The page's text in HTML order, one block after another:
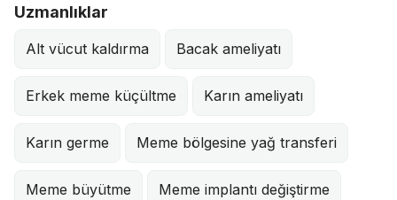
Uzmanlıklar
Alt vücut kaldırma Bacak ameliyatı
Erkek meme küçültme Karın ameliyatı
Karın germe Meme bölgesine yağ transferi
Meme büyütme Meme implantı değiştirme